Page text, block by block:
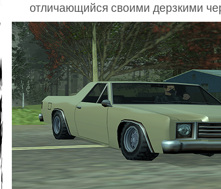
отличающийся своими дерзкими